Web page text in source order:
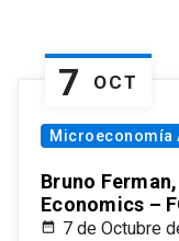
7 OCT
Microeconomía
Bruno
Economics –
7 de Octubre